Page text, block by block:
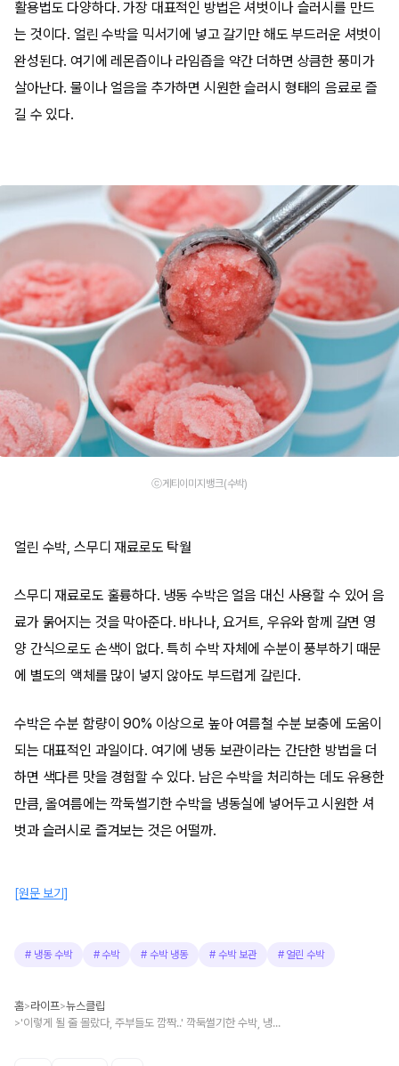
활용법도 다양하다. 가장 대표적인 방법은 셔벗이나 슬러시를 만드
는 것이다. 얼린 수박을 믹서기에 넣고 갈기만 해도 부드러운 셔벗이
완성된다. 여기에 레몬즙이나 라임즙을 약간 더하면 상큼한 풍미가
살아난다. 물이나 얼음을 추가하면 시원한 슬러시 형태의 음료로 즐
길 수 있다.
ⓒ게티이미지뱅크(수박)
얼린 수박, 스무디 재료로도 탁월
스무디 재료로도 훌륭하다. 냉동 수박은 얼음 대신 사용할 수 있어 음
료가 묽어지는 것을 막아준다. 바나나, 요거트, 우유와 함께 갈면 영
양 간식으로도 손색이 없다. 특히 수박 자체에 수분이 풍부하기 때문
에 별도의 액체를 많이 넣지 않아도 부드럽게 갈린다.
수박은 수분 함량이 90% 이상으로 높아 여름철 수분 보충에 도움이
되는 대표적인 과일이다. 여기에 냉동 보관이라는 간단한 방법을 더
하면 색다른 맛을 경험할 수 있다. 남은 수박을 처리하는 데도 유용한
만큼, 올여름에는 깍둑썰기한 수박을 냉동실에 넣어두고 시원한 셔
벗과 슬러시로 즐겨보는 것은 어떨까.
[원문 보기]
# 냉동 수박 # 수박 # 수박 냉동 # 수박 보관 # 얼린 수박
홈>라이프>뉴스클립
> '이렇게 될 줄 몰랐다, 주부들도 깜짝..' 깍둑썰기한 수박, 냉장실 말고 냉동실에 넣어두면 생기는 놀라운 일